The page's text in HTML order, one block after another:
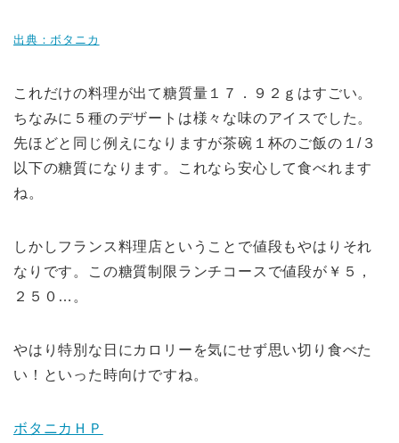
出典：ボタニカ
これだけの料理が出て糖質量１７．９２ｇはすごい。
ちなみに５種のデザートは様々な味のアイスでした。
先ほどと同じ例えになりますが茶碗１杯のご飯の１/３
以下の糖質になります。これなら安心して食べれます
ね。
しかしフランス料理店ということで値段もやはりそれ
なりです。この糖質制限ランチコースで値段が￥５，
２５０…。
やはり特別な日にカロリーを気にせず思い切り食べた
い！といった時向けですね。
ボタニカＨＰ